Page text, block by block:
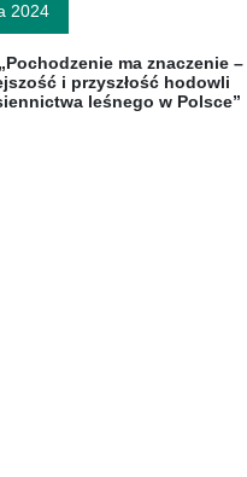
2024
ma znaczenie –
i przyszłość hodowli
leśnego w Polsce”